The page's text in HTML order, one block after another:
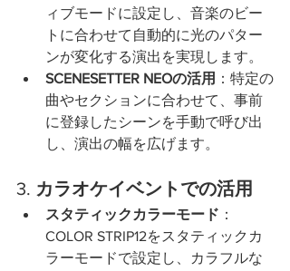
ィブモードに設定し、音楽のビー
トに合わせて自動的に光のパター
ンが変化する演出を実現します。
SCENESETTER NEOの活用 ：特定の
曲やセクションに合わせて、事前
に登録したシーンを手動で呼び出
し、演出の幅を広げます。
3. カラオケイベントでの活用
スタティックカラーモード ：
COLOR STRIP12をスタティックカ
ラーモードで設定し、カラフルな